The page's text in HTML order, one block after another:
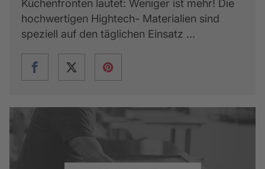
Küchenfronten lautet: Weniger ist mehr! Die
hochwertigen Hightech- Materialien sind
speziell auf den täglichen Einsatz ...